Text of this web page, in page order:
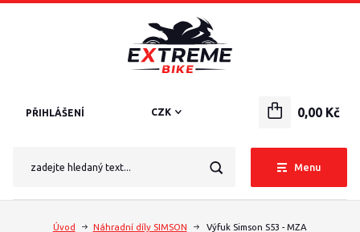
Menu
CZK
PŘIHLÁŠENÍ 0,00 Kč
Úvod Náhradní díly SIMSON Výfuk Simson S53 - MZA